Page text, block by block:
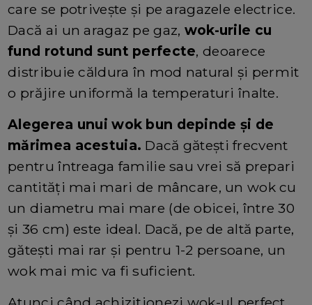
care se potrivește și pe aragazele electrice.
Dacă ai un aragaz pe gaz, wok-urile cu
fund rotund sunt perfecte, deoarece
distribuie căldura în mod natural și permit
o prăjire uniformă la temperaturi înalte.
Alegerea unui wok bun depinde și de
mărimea acestuia. Dacă gătești frecvent
pentru întreaga familie sau vrei să prepari
cantități mai mari de mâncare, un wok cu
un diametru mai mare (de obicei, între 30
și 36 cm) este ideal. Dacă, pe de altă parte,
gătești mai rar și pentru 1-2 persoane, un
wok mai mic va fi suficient.